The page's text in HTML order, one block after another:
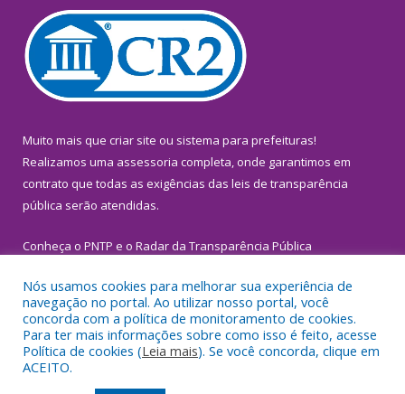
Muito mais que criar site ou sistema para prefeituras!
Realizamos uma assessoria completa, onde garantimos em
contrato que todas as exigências das leis de transparência
pública serão atendidas.
Conheça o PNTP e o Radar da Transparência Pública
Todos os direitos reservados a Prefeitura Municipal de
Inhangapi.
Nós usamos cookies para melhorar sua experiência de
navegação no portal. Ao utilizar nosso portal, você
concorda com a política de monitoramento de cookies.
Para ter mais informações sobre como isso é feito, acesse
Política de cookies (Leia mais). Se você concorda, clique em
ACEITO.